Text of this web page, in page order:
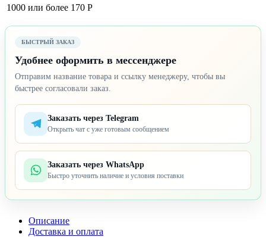
1000 или более 170 Р
БЫСТРЫЙ ЗАКАЗ
Удобнее оформить в мессенджере
Отправим название товара и ссылку менеджеру, чтобы вы
быстрее согласовали заказ.
Заказать через Telegram
Открыть чат с уже готовым сообщением
Заказать через WhatsApp
Быстро уточнить наличие и условия поставки
Описание
Доставка и оплата